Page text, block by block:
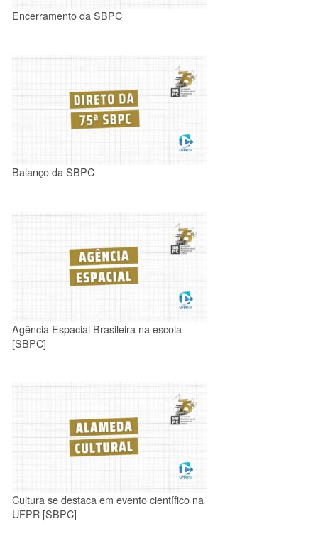
Encerramento da SBPC
Balanço da SBPC
Agência Espacial Brasileira na escola
[SBPC]
Cultura se destaca em evento científico na
UFPR [SBPC]